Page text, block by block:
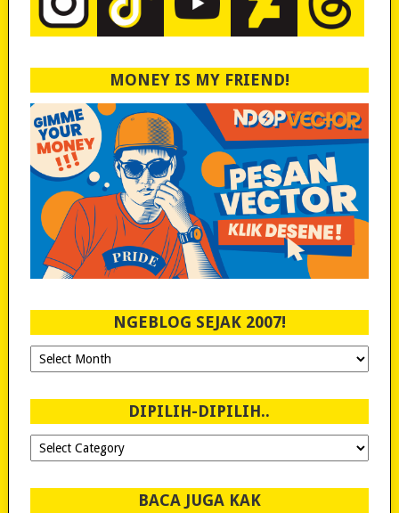
MONEY IS MY FRIEND!
NGEBLOG SEJAK 2007!
Ngeblog
Sejak
DIPILIH-DIPILIH..
Dipilih-
dipilih..
BACA JUGA KAK